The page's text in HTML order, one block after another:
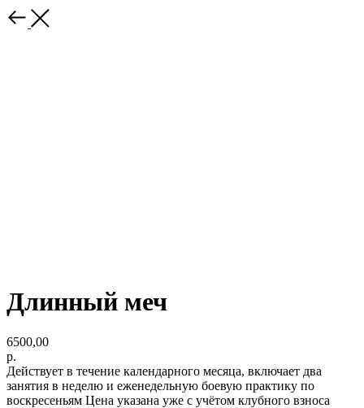
Длинный меч
6500,00
р.
Действует в течение календарного месяца, включает два
занятия в неделю и еженедельную боевую практику по
воскресеньям Цена указана уже с учётом клубного взноса